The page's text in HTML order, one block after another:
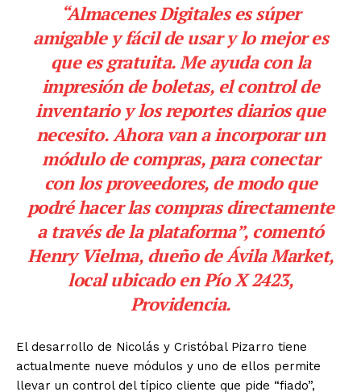
“Almacenes Digitales es súper
amigable y fácil de usar y lo mejor es
que es gratuita. Me ayuda con la
impresión de boletas, el control de
inventario y los reportes diarios que
necesito. Ahora van a incorporar un
módulo de compras, para conectar
con los proveedores, de modo que
podré hacer las compras directamente
a través de la plataforma”, comentó
Henry Vielma, dueño de Ávila Market,
local ubicado en Pío X 2423,
Providencia.
El desarrollo de Nicolás y Cristóbal Pizarro tiene
actualmente nueve módulos y uno de ellos permite
llevar un control del típico cliente que pide “fiado”,